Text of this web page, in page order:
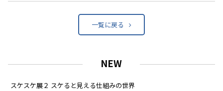
一覧に戻る
NEW
スケスケ展２ スケると見える仕組みの世界